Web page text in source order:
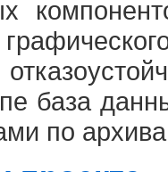
база
по